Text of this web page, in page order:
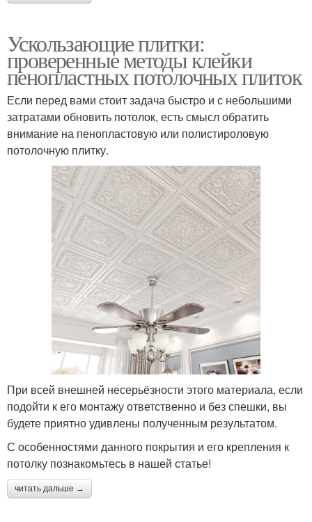
Ускользающие плитки:
проверенные методы клейки
пенопластных потолочных плиток
Если перед вами стоит задача быстро и с небольшими
затратами обновить потолок, есть смысл обратить
внимание на пенопластовую или полистироловую
потолочную плитку.
При всей внешней несерьёзности этого материала, если
подойти к его монтажу ответственно и без спешки, вы
будете приятно удивлены полученным результатом.
С особенностями данного покрытия и его крепления к
потолку познакомьтесь в нашей статье!
читать дальше →